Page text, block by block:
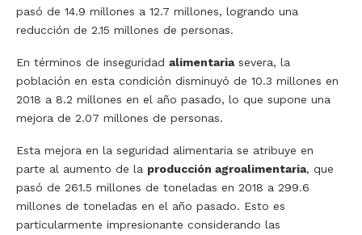
pasó de 14.9 millones a 12.7 millones, logrando una
reducción de 2.15 millones de personas.
En términos de inseguridad alimentariasevera, la
población en esta condición disminuyó de 10.3 millones en
2018 a 8.2 millones en el año pasado, lo que supone una
mejora de 2.07 millones de personas.
Esta mejora en la seguridad alimentaria se atribuye en
parte al aumento de la producción agroalimentaria, que
pasó de 261.5 millones de toneladas en 2018 a 299.6
millones de toneladas en el año pasado. Esto es
particularmente impresionante considerando las